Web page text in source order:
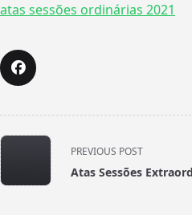
atas sessões ordinárias 2021
<span
class="nav-
subtitle
PREVIOUS POST
Atas Sessões